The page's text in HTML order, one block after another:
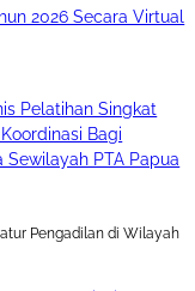
2026 Secara Virtual
Pelatihan Singkat
Bagi
PTA Papua
Pengadilan di Wilayah